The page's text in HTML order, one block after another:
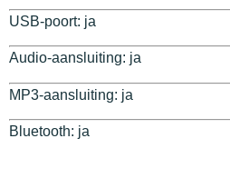
USB-poort: ja
Audio-aansluiting: ja
MP3-aansluiting: ja
Bluetooth: ja